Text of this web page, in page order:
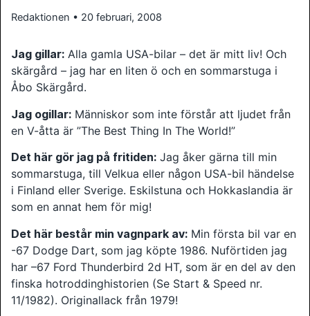
Redaktionen • 20 februari, 2008
Jag gillar: Alla gamla USA-bilar – det är mitt liv! Och
skärgård – jag har en liten ö och en sommarstuga i
Åbo Skärgård.
Jag ogillar: Människor som inte förstår att ljudet från
en V-åtta är ”The Best Thing In The World!”
Det här gör jag på fritiden: Jag åker gärna till min
sommarstuga, till Velkua eller någon USA-bil händelse
i Finland eller Sverige. Eskilstuna och Hokkaslandia är
som en annat hem för mig!
Det här består min vagnpark av: Min första bil var en
-67 Dodge Dart, som jag köpte 1986. Nuförtiden jag
har –67 Ford Thunderbird 2d HT, som är en del av den
finska hotroddinghistorien (Se Start & Speed nr.
11/1982). Originallack från 1979!